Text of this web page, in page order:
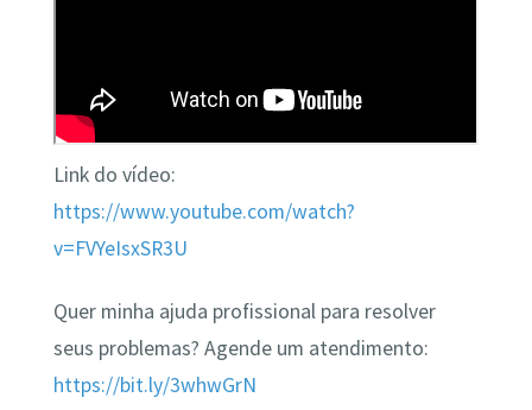
Link do vídeo:
https://www.youtube.com/watch?
v=FVYeIsxSR3U
Quer minha ajuda profissional para resolver
seus problemas? Agende um atendimento:
https://bit.ly/3whwGrN